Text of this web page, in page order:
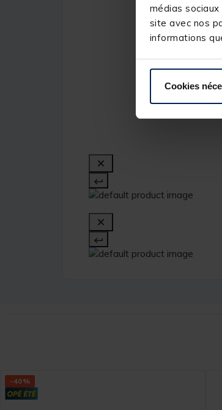
médias
site avec nos
informations
Cookies
-40%